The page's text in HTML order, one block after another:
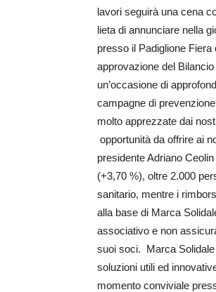
lavori seguirà una cena
lieta di annunciare nella
presso il Padiglione Fiera
approvazione del
un’occasione di
campagne di
molto apprezzate dai
opportunità da offrire ai
presidente Adri­ano
(+3,70 %), oltre 2.000
sanitario, mentre i
alla base di Marca
associativo e non
suoi soci. Marca Solidale
soluzioni utili ed
momento conviviale